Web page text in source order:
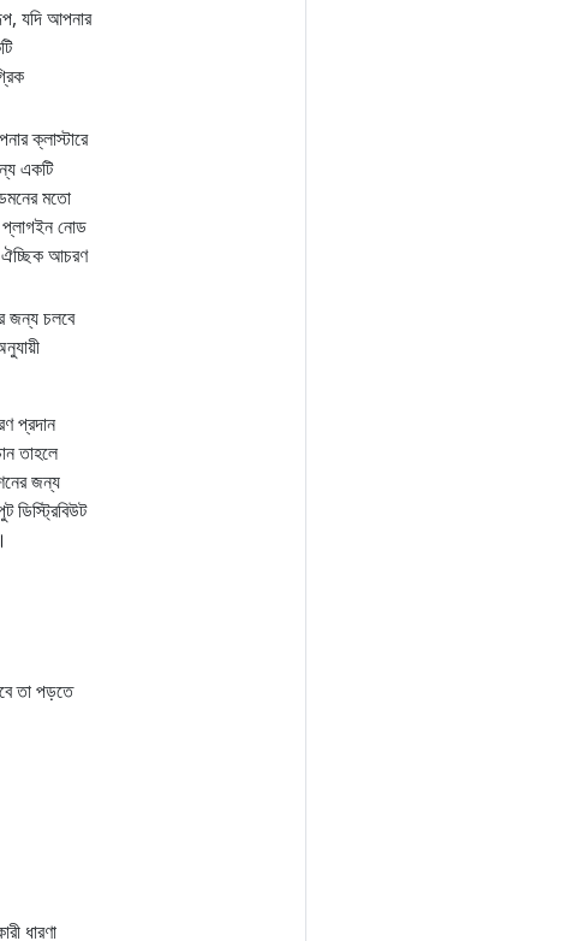
যদি আপনার
ক্লাস্টারে
একটি
মতো
প্লাগইন নোড
ঐচ্ছিক আচরণ
জন্য চলবে
প্রদান
তাহলে
জন্য
তা পড়তে
ধারণা